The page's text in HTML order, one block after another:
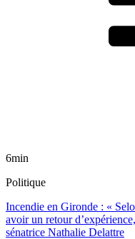
6min
Politique
Incendie en Gironde : «
avoir un retour
sénatrice Nathalie Delattre